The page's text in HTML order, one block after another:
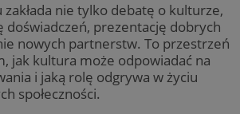
zakłada nie tylko debatę o kulturze,
doświadczeń, prezentację dobrych
nowych partnerstw. To przestrzeń
jak kultura może odpowiadać na
i jaką rolę odgrywa w życiu
społeczności.